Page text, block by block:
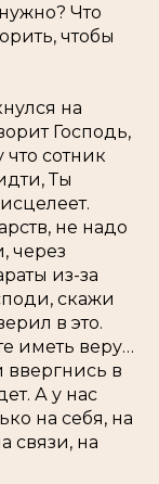
Что
чтобы
на
Господь,
сотник
Ты
не надо
через
из-за
скажи
в это.
иметь веру…
ввергнись в
А у нас
на себя, на
связи, на